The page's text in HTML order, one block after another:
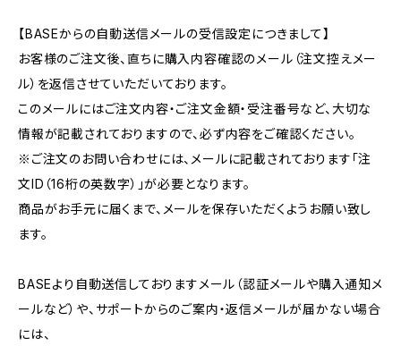
【BASEからの自動送信メールの受信設定につきまして】
お客様のご注文後、直ちに購入内容確認のメール（注文控えメー
ル）を返信させていただいております。
このメールにはご注文内容・ご注文金額・受注番号など、大切な
情報が記載されておりますので、必ず内容をご確認ください。
※ご注文のお問い合わせには、メールに記載されております「注
文ID（16桁の英数字）」が必要となります。
商品がお手元に届くまで、メールを保存いただくようお願い致し
ます。
BASEより自動送信しておりますメール（認証メールや購入通知メ
ールなど）や、サポートからのご案内・返信メールが届かない場合
には、